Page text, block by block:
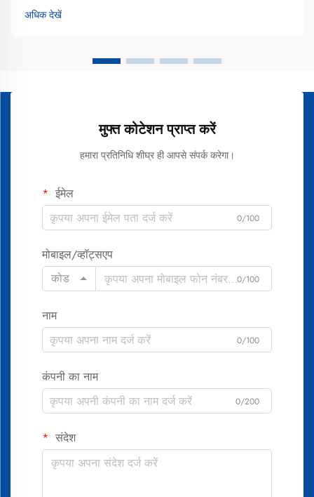
सफेदीकरण के परिणामों की अवधि काफी हद तक भिन्न होती है, जो निर्भर करती
है...
अधिक देखें
मुफ्त कोटेशन प्राप्त करें
हमारा प्रतिनिधि शीघ्र ही आपसे संपर्क करेगा।
ईमेल
0/100
मोबाइल/व्हॉट्सएप
कोड
0/100
नाम
0/100
कंपनी का नाम
0/200
संदेश